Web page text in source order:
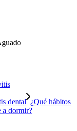
¿Qué hábitos
a dormir?